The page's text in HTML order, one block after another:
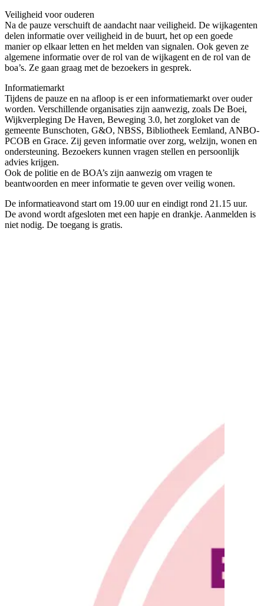
Veiligheid voor ouderen
Na de pauze verschuift de aandacht naar veiligheid. De wijkagenten
delen informatie over veiligheid in de buurt, het op een goede
manier op elkaar letten en het melden van signalen. Ook geven ze
algemene informatie over de rol van de wijkagent en de rol van de
boa’s. Ze gaan graag met de bezoekers in gesprek.
Informatiemarkt
Tijdens de pauze en na afloop is er een informatiemarkt over ouder
worden. Verschillende organisaties zijn aanwezig, zoals De Boei,
Wijkverpleging De Haven, Beweging 3.0, het zorgloket van de
gemeente Bunschoten, G&O, NBSS, Bibliotheek Eemland, ANBO-
PCOB en Grace. Zij geven informatie over zorg, welzijn, wonen en
ondersteuning. Bezoekers kunnen vragen stellen en persoonlijk
advies krijgen.
Ook de politie en de BOA’s zijn aanwezig om vragen te
beantwoorden en meer informatie te geven over veilig wonen.
De informatieavond start om 19.00 uur en eindigt rond 21.15 uur.
De avond wordt afgesloten met een hapje en drankje. Aanmelden is
niet nodig. De toegang is gratis.